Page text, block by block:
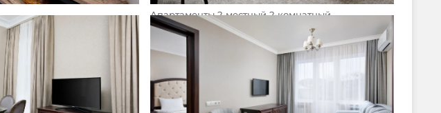
Апартаменты 2-местный 2-комнатный